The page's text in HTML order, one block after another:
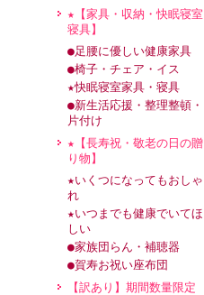
★【家具・収納・快眠寝室
寝具】
●足腰に優しい健康家具
●椅子・チェア・イス
★快眠寝室家具・寝具
●新生活応援・整理整頓・
片付け
★【長寿祝・敬老の日の贈
り物】
★いくつになってもおしゃ
れ
★いつまでも健康でいてほ
しい
●家族団らん・補聴器
●賀寿お祝い座布団
【訳あり】期間数量限定